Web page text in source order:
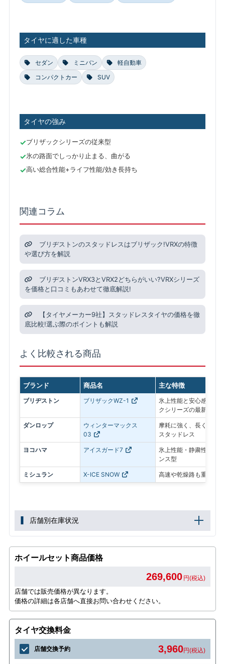
タイヤに適した車種
セダン ミニバン
軽自動車
コンパクトカー
SUV
タイヤの強み
ブリザックシリーズの従来型
氷の路面でしっかり止まる、曲がる
高い総合性能+ライフ性能/効き長持ち
関連コラム
ブリヂストンのスタッドレスはブリザック!VRXの特徴
や選び方を解説
ブリヂストンVRX3とVRX2どちらがいい?VRXシリーズ
を価格と口コミもあわせて徹底解説!
【タイヤメーカー9社】スタッドレスタイヤの価格を徹
底比較!選ぶ際のポイントも解説
よく比較される商品
ブランド 商品名 主な特徴
ブリヂストン ブリザックWZ-1
氷上性能と安心感を最
クシリーズの最新モデル
ダンロップ
ウィンターマックス
03
摩耗に強く、長く使い
スタッドレス
ヨコハマ アイスガード7
氷上性能・静粛性・ロ
ンス型
ミシュラン X-ICE SNOW 高速や乾燥路も重視し
店舗別在庫状況
ホイールセット商品価格
269,600 円(税込)
店舗では販売価格が異なります。
価格の詳細は各店舗へ直接お問い合わせください。
タイヤ交換料金
店舗交換予約 3,960円(税込)